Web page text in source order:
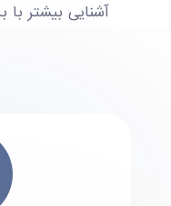
آشنایی بیشتر